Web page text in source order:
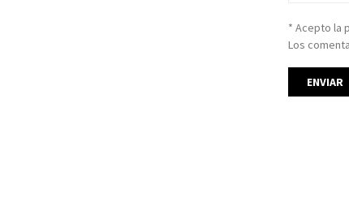
* Acepto la
Los